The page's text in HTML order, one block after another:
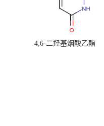
4,6-二羟基烟酸乙酯